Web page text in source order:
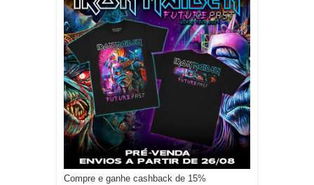
Compre e ganhe cashback de 15%